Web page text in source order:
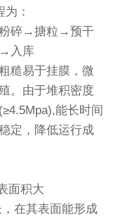
：
碎→搪粒→预干
入库
糙易于挂膜，微
。由于堆积密度
能长时间
定，降低运行成
面积大
在其表面能形成